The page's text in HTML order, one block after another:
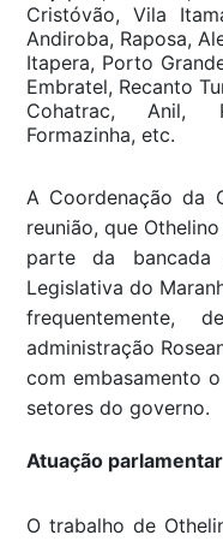
Cristóvão, Vila
Andiroba, Raposa,
Itapera, Porto
Embratel, Recanto
Cohatrac, Anil,
Formazinha, etc.
A Coordenação da
reunião, que
parte da bancada
Legislativa do
frequentemente,
administração
com embasamento
setores do governo.
Atuação parlamentar
O trabalho de